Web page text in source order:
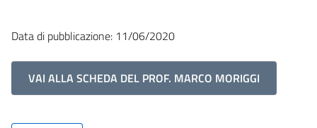
Data di pubblicazione: 11/06/2020
VAI ALLA SCHEDA DEL PROF. MARCO MORIGGI